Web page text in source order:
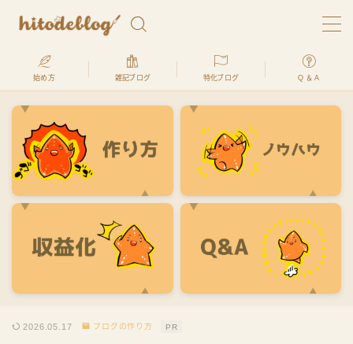
るプロが、
「ブログの始め方」を何処よりもわかりやすく、初心
始め方 雑記ブログ 特化ブログ Q ＆ A
2026.05.17 ブログの作り方 PR